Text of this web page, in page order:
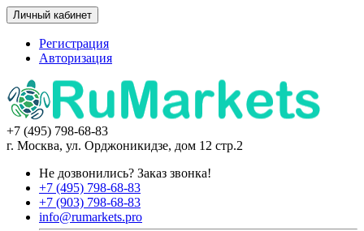
Личный кабинет
Регистрация
Авторизация
+7 (495) 798-68-83
г. Москва, ул. Орджоникидзе, дом 12 стр.2
Не дозвонились? Заказ звонка!
+7 (495) 798-68-83
+7 (903) 798-68-83
info@rumarkets.pro